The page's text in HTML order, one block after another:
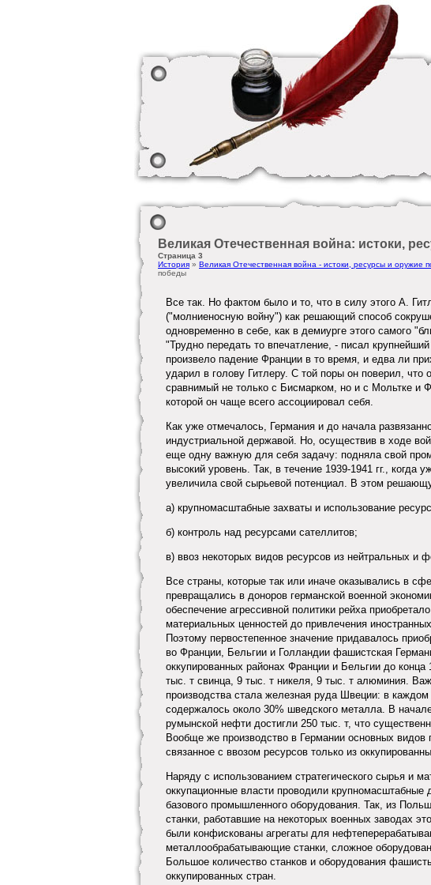
Великая Отечественная война: истоки,
Страница 3
История » Великая Отечественная война - истоки, ресурсы и оружие
победы
Все так. Но фактом было и то, что в силу этого А.
("молниеносную войну") как решающий способ
одновременно в себе, как в демиурге этого самого
"Трудно передать то впечатление, - писал
произвело падение Франции в то время, и едва ли
ударил в голову Гитлеру. С той поры он поверил, что
сравнимый не только с Бисмарком, но и с Мольтке и
которой он чаще всего ассоциировал себя.
Как уже отмечалось, Германия и до начала
индустриальной державой. Но, осуществив в ходе
еще одну важную для себя задачу: подняла свой
высокий уровень. Так, в течение 1939-1941 гг., когда
увеличила свой сырьевой потенциал. В этом
а) крупномасштабные захваты и использование
б) контроль над ресурсами сателлитов;
в) ввоз некоторых видов ресурсов из нейтральных и
Все страны, которые так или иначе оказывались в
превращались в доноров германской военной
обеспечение агрессивной политики рейха
материальных ценностей до привлечения
Поэтому первостепенное значение придавалось
во Франции, Бельгии и Голландии фашистская
оккупированных районах Франции и Бельгии до
тыс. т свинца, 9 тыс. т никеля, 9 тыс. т алюминия.
производства стала железная руда Швеции: в
содержалось около 30% шведского металла. В
румынской нефти достигли 250 тыс. т, что
Вообще же производство в Германии основных
связанное с ввозом ресурсов только из
Наряду с использованием стратегического сырья и
оккупационные власти проводили
базового промышленного оборудования. Так, из
станки, работавшие на некоторых военных заводах
были конфискованы агрегаты для
металлообрабатывающие станки, сложное
Большое количество станков и оборудования
оккупированных стран.